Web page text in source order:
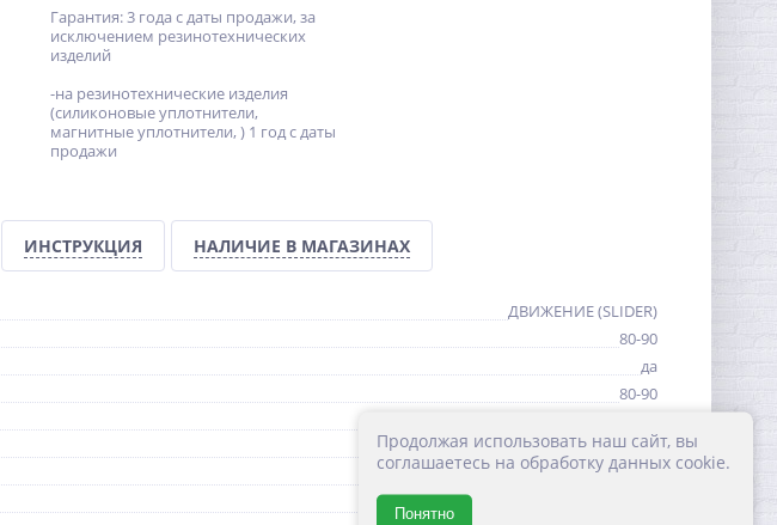
-10%
BELBAGNO SOFT_CLOSE-1-
A-1-100-C-GM
47 880руб.
53 200 руб.
Гарантия: 3 года с даты продажи, за
исключением резинотехнических
изделий
-на резинотехнические изделия
(силиконовые уплотнители,
магнитные уплотнители, ) 1 год с даты
продажи
ИНСТРУКЦИЯ НАЛИЧИЕ В МАГАЗИНАХ
ДВИЖЕНИЕ (SLIDER)
80-90
да
80-90
47,5-57,5
Италия, Россия
Продолжая использовать наш сайт, вы
соглашаетесь на обработку данных cookie.
Понятно